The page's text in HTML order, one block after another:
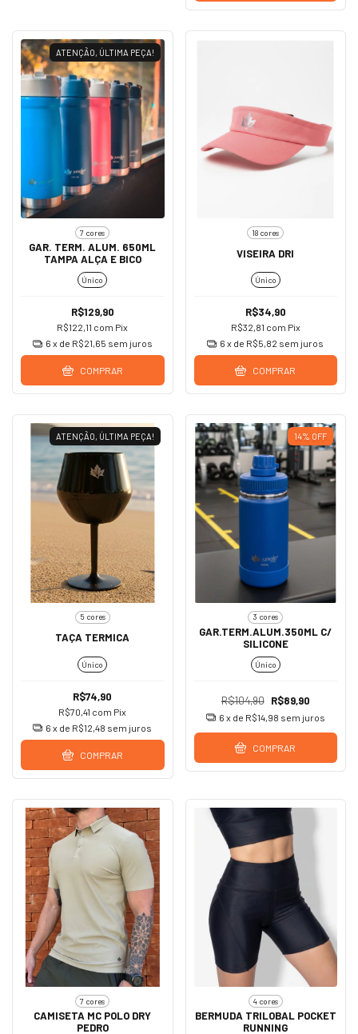
ATENÇÃO, ÚLTIMA PEÇA!
7 cores
GAR. TERM. ALUM. 650ML
TAMPA ALÇA E BICO
Único
R$129,90
R$122,11 com Pix
6 x de R$21,65 sem juros
COMPRAR
18 cores
VISEIRA DRI
Único
R$34,90
R$32,81 com Pix
6 x de R$5,82 sem juros
COMPRAR
ATENÇÃO, ÚLTIMA PEÇA!
5 cores
TAÇA TERMICA
Único
R$74,90
R$70,41 com Pix
6 x de R$12,48 sem juros
COMPRAR
14% OFF
3 cores
GAR.TERM.ALUM.350ML C/
SILICONE
Único
R$104,90 R$89,90
6 x de R$14,98 sem juros
COMPRAR
7 cores
CAMISETA MC POLO DRY
PEDRO
4 cores
BERMUDA TRILOBAL POCKET
RUNNING